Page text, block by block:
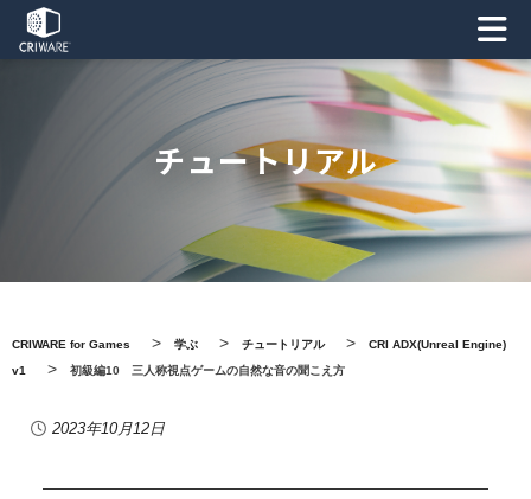
チュートリアル
CRIWARE for Games > 学ぶ > チュートリアル >
CRI ADX(Unreal Engine)
v1
> 初級編10 三人称視点ゲームの自然な音の聞こえ方
2023年10月12日